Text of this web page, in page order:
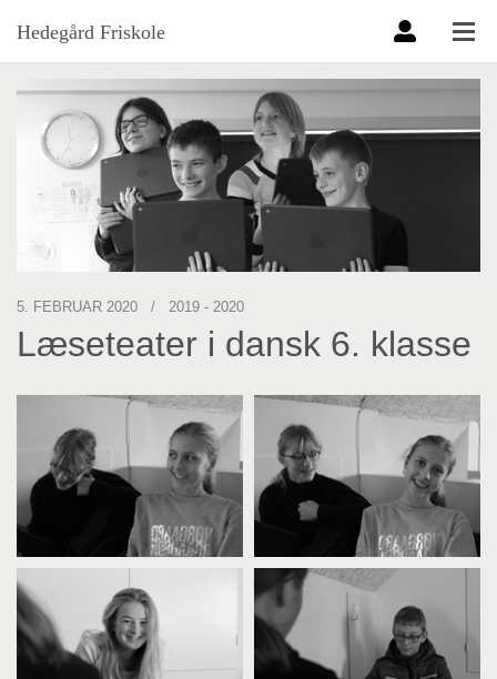
Hedegård Friskole
5. FEBRUAR 2020 / 2019 - 2020
Læseteater i dansk 6. klasse